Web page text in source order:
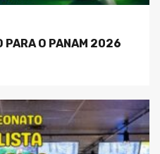
PARA O PANAM 2026